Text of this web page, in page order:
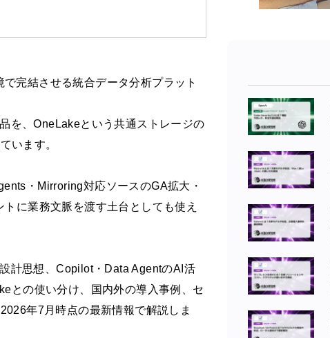
完結させる統合データ分析プラット
を、OneLakeという共通ストレージの
います。
・Mirroring対応ソースのGA拡大・
に業務文脈を渡す土台としても使え
計思想、Copilot・Data AgentのAI活
との使い分け、国内外の導入事例、セ
年7月時点の最新情報で解説しま